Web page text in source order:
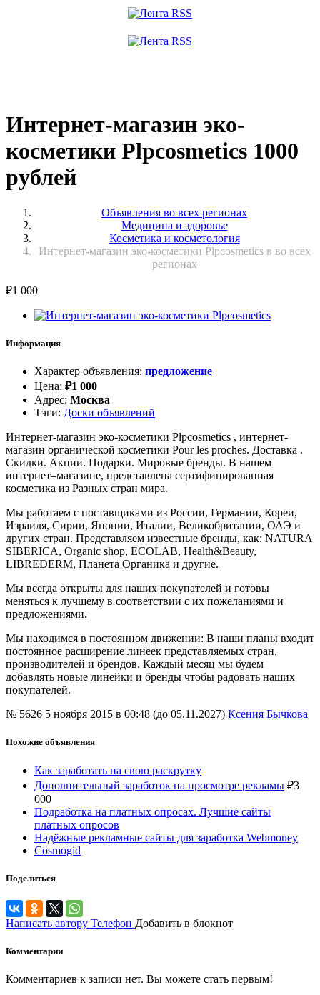
Интернет-магазин эко-
косметики Plpcosmetics 1000
рублей
Объявления во всех регионах
Медицина и здоровье
Косметика и косметология
Интернет-магазин эко-косметики Plpcosmetics в во всех
регионах
₽1 000
Информация
Характер объявления: предложение
Цена: ₽1 000
Адрес: Москва
Тэги: Доски объявлений
Интернет-магазин эко-косметики Plpcosmetics , интернет-
магазин органической косметики Pour les proches. Доставка .
Скидки. Акции. Подарки. Мировые бренды. В нашем
интернет–магазине, представлена сертифицированная
косметика из Разных стран мира.
Мы работаем с поставщиками из России, Германии, Кореи,
Израиля, Сирии, Японии, Италии, Великобритании, ОАЭ и
других стран. Представляем известные бренды, как: NATURA
SIBERICA, Organic shop, ECOLAB, Health&Beauty,
LIBREDERM, Планета Органика и другие.
Мы всегда открыты для наших покупателей и готовы
меняться к лучшему в соответствии с их пожеланиями и
предложениями.
Мы находимся в постоянном движении: В наши планы входит
постоянное расширение линеек представляемых стран,
производителей и брендов. Каждый месяц мы будем
добавлять новые линейки и бренды чтобы радовать наших
покупателей.
№ 5626 5 ноября 2015 в 00:48 (до 05.11.2027) Ксения Бычкова
Похожие объявления
Как заработать на свою раскрутку
Дополнительный заработок на просмотре рекламы ₽3
000
Подработка на платных опросах. Лучшие сайты
платных опросов
Надёжные рекламные сайты для заработка Webmoney
Cosmogid
Поделиться
Написать автору Телефон Добавить в блокнот
Комментарии
Комментариев к записи нет. Вы можете стать первым!